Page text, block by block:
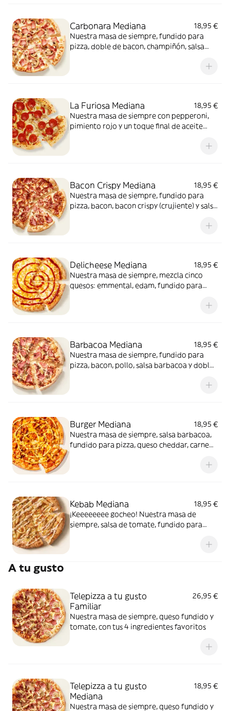
Carbonara Mediana
18,95 €
Nuestra masa de siempre, fundido para
pizza, doble de bacon, champiñón, salsa
La Furiosa Mediana
18,95 €
Nuestra masa de siempre con pepperoni,
pimiento rojo y un toque final de aceite
Bacon Crispy Mediana
18,95 €
Nuestra masa de siempre, fundido para
pizza, bacon, bacon crispy (crujiente) y salsa
Delicheese Mediana
18,95 €
Nuestra masa de siempre, mezcla cinco
quesos: emmental, edam, fundido para
confitado y orégano. El festival de queso
Barbacoa Mediana
18,95 €
Nuestra masa de siempre, fundido para
pizza, bacon, pollo, salsa barbacoa y doble
Burger Mediana
18,95 €
Nuestra masa de siempre, salsa barbacoa,
fundido para pizza, queso cheddar, carne
Kebab Mediana
18,95 €
¡Keeeeeeee gocheo! Nuestra masa de
siempre, salsa de tomate, fundido para
A tu gusto
Telepizza a tu gusto
Familiar
26,95 €
Nuestra masa de siempre, queso fundido y
tomate, con tus 4 ingredientes favoritos
Telepizza a tu gusto
Mediana
18,95 €
Nuestra masa de siempre, queso fundido y